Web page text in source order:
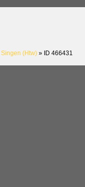
Singen (Htw) » ID 466431